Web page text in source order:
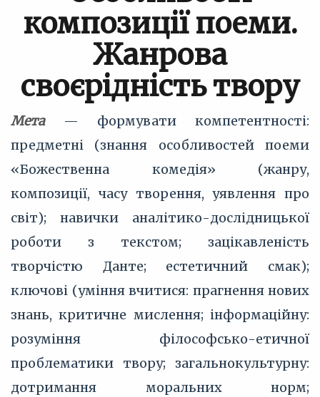
композиції поеми.
Жанрова
своєрідність твору
Мета— формувати компетентності:
предметні (знання особливостей поеми
«Божественна комедія» (жанру,
композиції, часу творення, уявлення про
світ); навички аналітико-дослідницької
роботи з текстом; зацікавленість
творчістю Данте; естетичний смак);
ключові (уміння вчитися: прагнення нових
знань, критичне мислення; інформаційну:
розуміння філософсько-етичної
проблематики твору; загальнокультурну:
дотримання моральних норм;